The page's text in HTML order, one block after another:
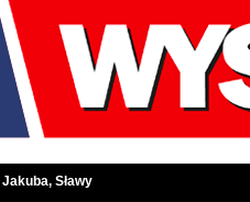
Jakuba, Sławy